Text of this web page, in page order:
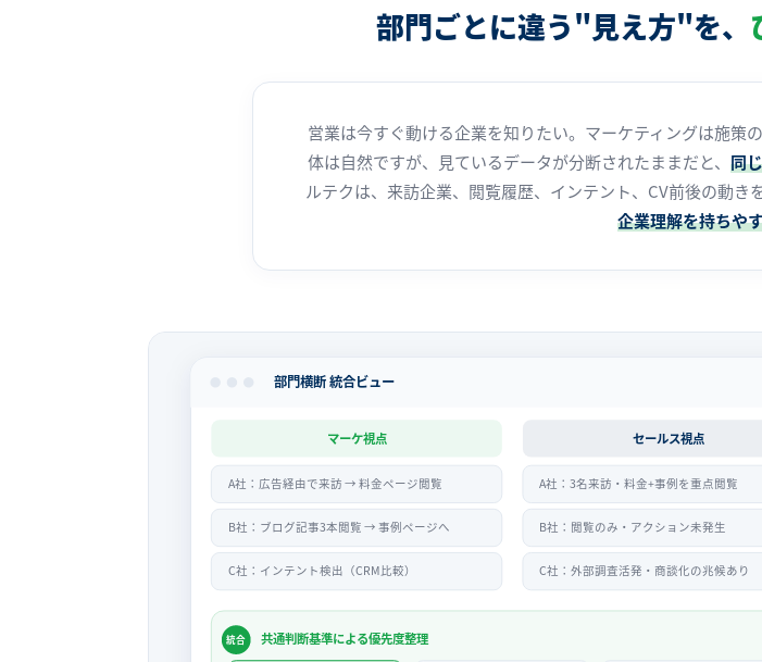
部門ごとに違う"見え方"を、
営業は今すぐ動ける企業を知りたい。マーケティングは施策
体は自然ですが、見ているデータが分断されたままだと、 同
ルテクは、来訪企業、閲覧履歴、インテント、CV前後の動き
企業理解を持ちや
部門横断 統合ビュー
マーケ視点
A社：広告経由で来訪 → 料金ページ閲覧
B社：ブログ記事3本閲覧 → 事例ページへ
C社：インテント検出（CRM比較）
セールス視点
A社：3名来訪・料金+事例を重点閲覧
B社：閲覧のみ・アクション未発生
C社：外部調査活発・商談化の兆候あり
統合 共通判断基準による優先度整理